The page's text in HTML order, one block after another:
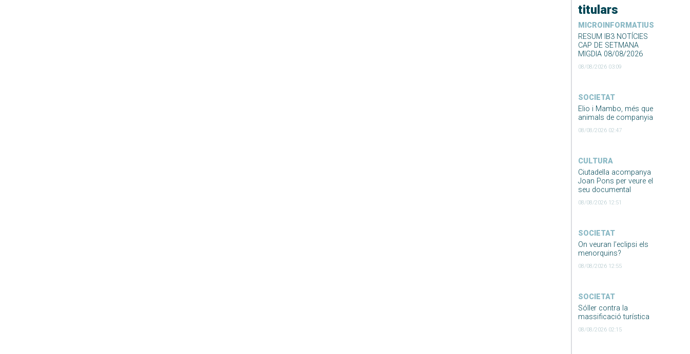
titulars
MICROINFORMATIUS
RESUM IB3 NOTÍCIES
CAP DE SETMANA
MIGDIA 08/08/2026
08/08/2026 03:09
SOCIETAT
Elio i Mambo, més que
animals de companyia
08/08/2026 02:47
CULTURA
Ciutadella acompanya
Joan Pons per veure el
seu documental
08/08/2026 12:51
SOCIETAT
On veuran l’eclipsi els
menorquins?
08/08/2026 12:55
SOCIETAT
Sóller contra la
massificació turística
08/08/2026 02:15